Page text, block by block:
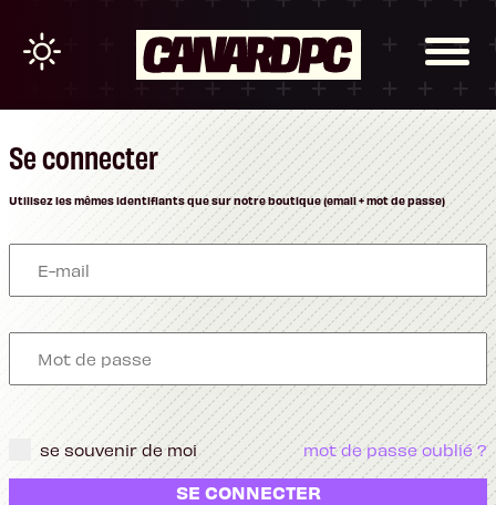
Se connecter
Utilisez les mêmes identifiants que sur notre boutique (email + mot de passe)
se souvenir de moi mot de passe oublié ?
SE CONNECTER